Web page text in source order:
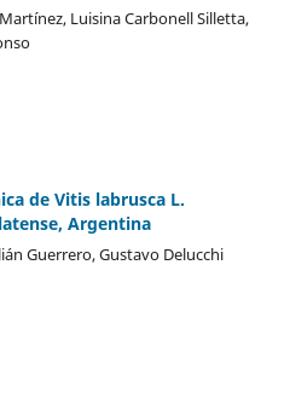
Luisina Carbonell Silletta,
de Vitis labrusca L.
Argentina
Guerrero, Gustavo Delucchi